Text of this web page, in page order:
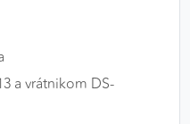
a vrátnikom DS-
sieťach tretích strán.